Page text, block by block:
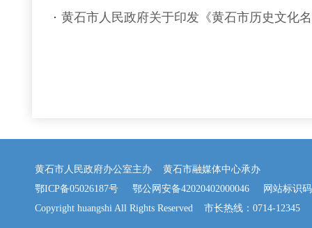
黄石市人民政府关于印发《黄石市历史文化
黄石市人民政府办公室主办 黄石市融媒体中心承办
鄂ICP备05026187号
鄂公网安备42020402000046 网站标识码
Copyright huangshi All Rights Reserved 市长热线：0714-12345